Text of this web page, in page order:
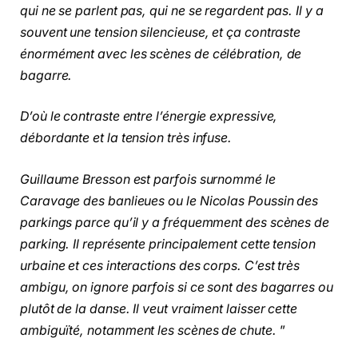
qui ne se parlent pas, qui ne se regardent pas. Il y a
souvent une tension silencieuse, et ça contraste
énormément avec les scènes de célébration, de
bagarre.
D’où le contraste entre l’énergie expressive,
débordante et la tension très infuse.
Guillaume Bresson est parfois surnommé le
Caravage des banlieues ou le Nicolas Poussin des
parkings parce qu’il y a fréquemment des scènes de
parking. Il représente principalement cette tension
urbaine et ces interactions des corps. C’est très
ambigu, on ignore parfois si ce sont des bagarres ou
plutôt de la danse. Il veut vraiment laisser cette
ambiguïté, notamment les scènes de chute. ”